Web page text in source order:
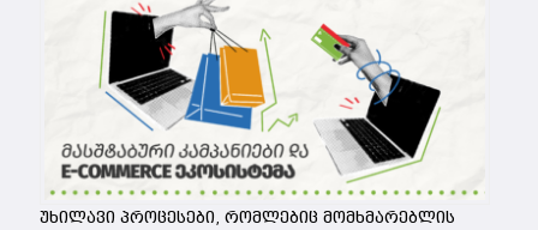
უხილავი პროცესები, რომლებიც მომხმარებლის